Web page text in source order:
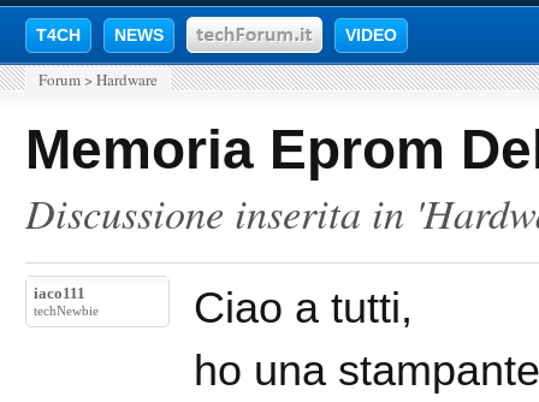
T4CH NEWS VIDEO
Forum > Hardware
Memoria Eprom
Discussione inserita in '
iaco111
techNewbie
Ciao a tutti,
ho una